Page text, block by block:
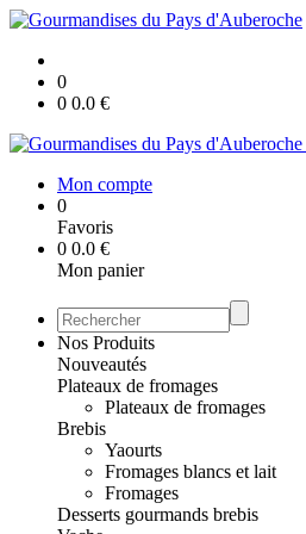
0
0 0.0 €
Mon compte
0
Favoris
0 0.0 €
Mon panier
Nos Produits
Nouveautés
Plateaux de fromages
Plateaux de fromages
Brebis
Yaourts
Fromages blancs et lait
Fromages
Desserts gourmands brebis